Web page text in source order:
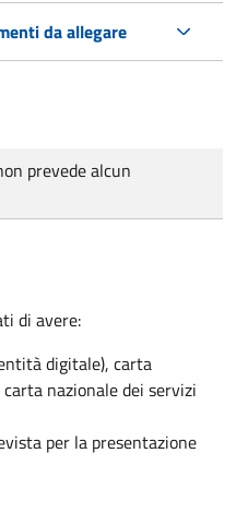
da allegare
prevede alcun
di avere:
digitale), carta
nazionale dei servizi
per la presentazione